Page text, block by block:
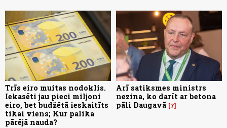
Trīs eiro muitas nodoklis.
Iekasēti jau pieci miljoni
eiro, bet budžētā ieskaitīts
tikai viens; Kur palika
pārējā nauda?
Arī satiksmes ministrs
nezina, ko darīt ar betona
pāli Daugavā 7